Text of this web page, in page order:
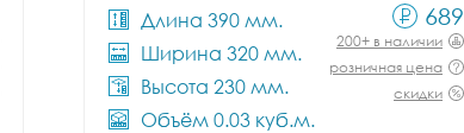
Длина 390 мм.
Ширина 320 мм.
Высота 230 мм.
Объём 0.03 куб.м.
689
200+ в наличии
розничная цена
скидки